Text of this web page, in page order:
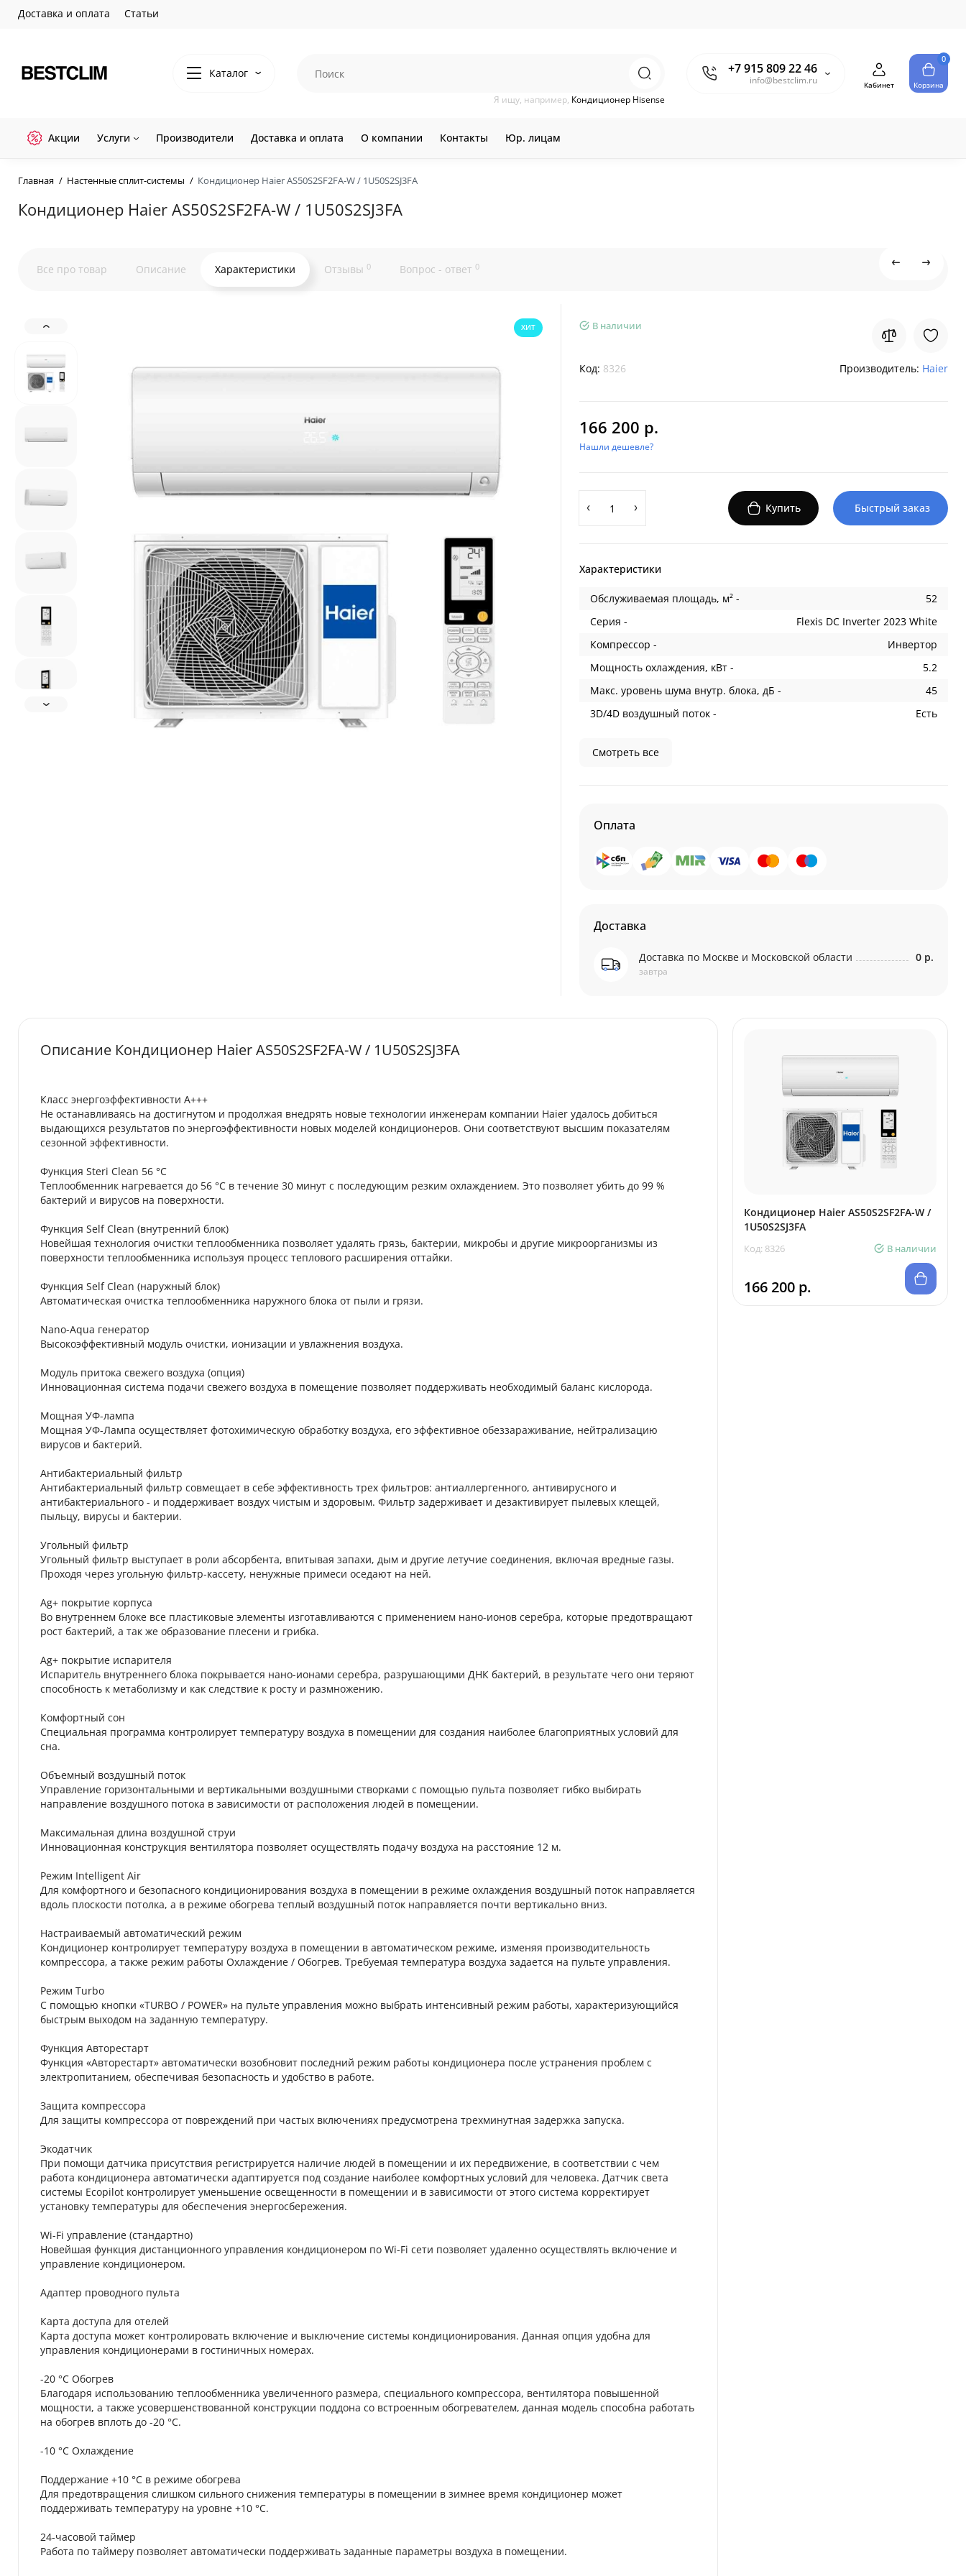
Доставка и оплата Статьи
Каталог +7 915 809 22 46
info@bestclim.ru
Я ищу, например, Кондиционер Hisense
Кабинет
0
Корзина
Акции Услуги Производители Доставка и оплата О компании Контакты Юр. лицам
Главная Настенные сплит-системы Кондиционер Haier AS50S2SF2FA-W / 1U50S2SJ3FA
Кондиционер Haier AS50S2SF2FA-W / 1U50S2SJ3FA
Все про товар Описание Характеристики Отзывы 0 Вопрос - ответ 0
ХИТ В наличии
Код: 8326 Производитель: Haier
166 200 р.
Нашли дешевле?
Купить Быстрый заказ
Характеристики
Обслуживаемая площадь, м² -
52
Серия -
Flexis DC Inverter 2023 White
Компрессор -
Инвертор
Мощность охлаждения, кВт -
5.2
Макс. уровень шума внутр. блока, дБ -
45
3D/4D воздушный поток -
Есть
Смотреть все
Оплата
Доставка
Доставка по Москве и Московской области
завтра
0 р.
Описание Кондиционер Haier AS50S2SF2FA-W / 1U50S2SJ3FA
Класс энергоэффективности A+++
Не останавливаясь на достигнутом и продолжая внедрять новые технологии инженерам компании Haier удалось добиться
выдающихся результатов по энергоэффективности новых моделей кондиционеров. Они соответствуют высшим показателям
сезонной эффективности.
Функция Steri Clean 56 °C
Теплообменник нагревается до 56 °C в течение 30 минут с последующим резким охлаждением. Это позволяет убить до 99 %
бактерий и вирусов на поверхности.
Функция Self Clean (внутренний блок)
Новейшая технология очистки теплообменника позволяет удалять грязь, бактерии, микробы и другие микроорганизмы из
поверхности теплообменника используя процесс теплового расширения оттайки.
Функция Self Clean (наружный блок)
Автоматическая очистка теплообменника наружного блока от пыли и грязи.
Nano-Aqua генератор
Высокоэффективный модуль очистки, ионизации и увлажнения воздуха.
Модуль притока свежего воздуха (опция)
Инновационная система подачи свежего воздуха в помещение позволяет поддерживать необходимый баланс кислорода.
Мощная УФ-лампа
Мощная УФ-Лампа осуществляет фотохимическую обработку воздуха, его эффективное обеззараживание, нейтрализацию
вирусов и бактерий.
Антибактериальный фильтр
Антибактериальный фильтр совмещает в себе эффективность трех фильтров: антиаллергенного, антивирусного и
антибактериального - и поддерживает воздух чистым и здоровым. Фильтр задерживает и дезактивирует пылевых клещей,
пыльцу, вирусы и бактерии.
Угольный фильтр
Угольный фильтр выступает в роли абсорбента, впитывая запахи, дым и другие летучие соединения, включая вредные газы.
Проходя через угольную фильтр-кассету, ненужные примеси оседают на ней.
Ag+ покрытие корпуса
Во внутреннем блоке все пластиковые элементы изготавливаются с применением нано-ионов серебра, которые предотвращают
рост бактерий, а так же образование плесени и грибка.
Ag+ покрытие испарителя
Испаритель внутреннего блока покрывается нано-ионами серебра, разрушающими ДНК бактерий, в результате чего они теряют
способность к метаболизму и как следствие к росту и размножению.
Комфортный сон
Специальная программа контролирует температуру воздуха в помещении для создания наиболее благоприятных условий для
сна.
Объемный воздушный поток
Управление горизонтальными и вертикальными воздушными створками с помощью пульта позволяет гибко выбирать
направление воздушного потока в зависимости от расположения людей в помещении.
Максимальная длина воздушной струи
Инновационная конструкция вентилятора позволяет осуществлять подачу воздуха на расстояние 12 м.
Режим Intelligent Air
Для комфортного и безопасного кондиционирования воздуха в помещении в режиме охлаждения воздушный поток направляется
вдоль плоскости потолка, а в режиме обогрева теплый воздушный поток направляется почти вертикально вниз.
Настраиваемый автоматический режим
Кондиционер контролирует температуру воздуха в помещении в автоматическом режиме, изменяя производительность
компрессора, а также режим работы Охлаждение / Обогрев. Требуемая температура воздуха задается на пульте управления.
Режим Turbo
С помощью кнопки «TURBO / POWER» на пульте управления можно выбрать интенсивный режим работы, характеризующийся
быстрым выходом на заданную температуру.
Функция Авторестарт
Функция «Авторестарт» автоматически возобновит последний режим работы кондиционера после устранения проблем с
электропитанием, обеспечивая безопасность и удобство в работе.
Защита компрессора
Для защиты компрессора от повреждений при частых включениях предусмотрена трехминутная задержка запуска.
Экодатчик
При помощи датчика присутствия регистрируется наличие людей в помещении и их передвижение, в соответствии с чем
работа кондиционера автоматически адаптируется под создание наиболее комфортных условий для человека. Датчик света
системы Ecopilot контролирует уменьшение освещенности в помещении и в зависимости от этого система корректирует
установку температуры для обеспечения энергосбережения.
Wi-Fi управление (стандартно)
Новейшая функция дистанционного управления кондиционером по Wi-Fi сети позволяет удаленно осуществлять включение и
управление кондиционером.
Адаптер проводного пульта
Карта доступа для отелей
Карта доступа может контролировать включение и выключение системы кондиционирования. Данная опция удобна для
управления кондиционерами в гостиничных номерах.
-20 °C Обогрев
Благодаря использованию теплообменника увеличенного размера, специального компрессора, вентилятора повышенной
мощности, а также усовершенствованной конструкции поддона со встроенным обогревателем, данная модель способна работать
на обогрев вплоть до -20 °С.
-10 °C Охлаждение
Поддержание +10 °С в режиме обогрева
Для предотвращения слишком сильного снижения температуры в помещении в зимнее время кондиционер может
поддерживать температуру на уровне +10 °С.
24-часовой таймер
Работа по таймеру позволяет автоматически поддерживать заданные параметры воздуха в помещении.
Кондиционер Haier AS50S2SF2FA-W /
1U50S2SJ3FA
Код: 8326 В наличии
166 200 р.